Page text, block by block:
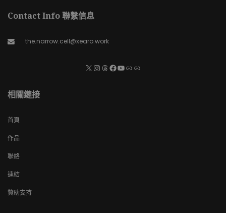
Contact Info 聯繫信息
the.narrow.cell@xearo.work
相關鏈接
首頁
作品
聯絡
連結
贊助支持